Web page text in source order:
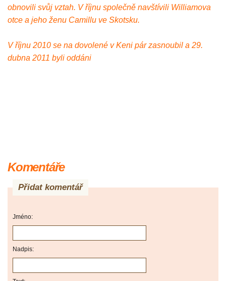
obnovili svůj vztah. V říjnu společně navštívili Williamova
otce a jeho ženu Camillu ve Skotsku.
V říjnu 2010 se na dovolené v Keni pár zasnoubil a 29.
dubna 2011 byli oddáni
Komentáře
Přidat komentář
Jméno:
Nadpis: